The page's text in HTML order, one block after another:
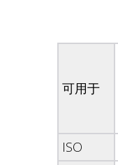
可用于
ISO